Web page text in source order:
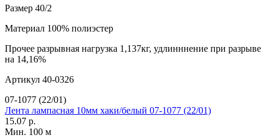
Размер 40/2
Материал 100% полиэстер
Прочее разрывная нагрузка 1,137кг, удлинннение при разрыве
на 14,16%
Артикул 40-0326
07-1077 (22/01)
Лента лампасная 10мм хаки/белый 07-1077 (22/01)
15.07 р.
Мин. 100 м